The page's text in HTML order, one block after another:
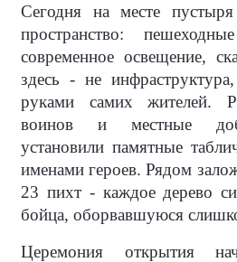
Сегодня на месте пустыря
пространство:
современное освещение,
здесь - не
руками самих жителей.
воинов и местные
установили памятные
именами героев. Рядом
23 пихт - каждое дерево
бойца, оборвавшуюся
Церемония открытия